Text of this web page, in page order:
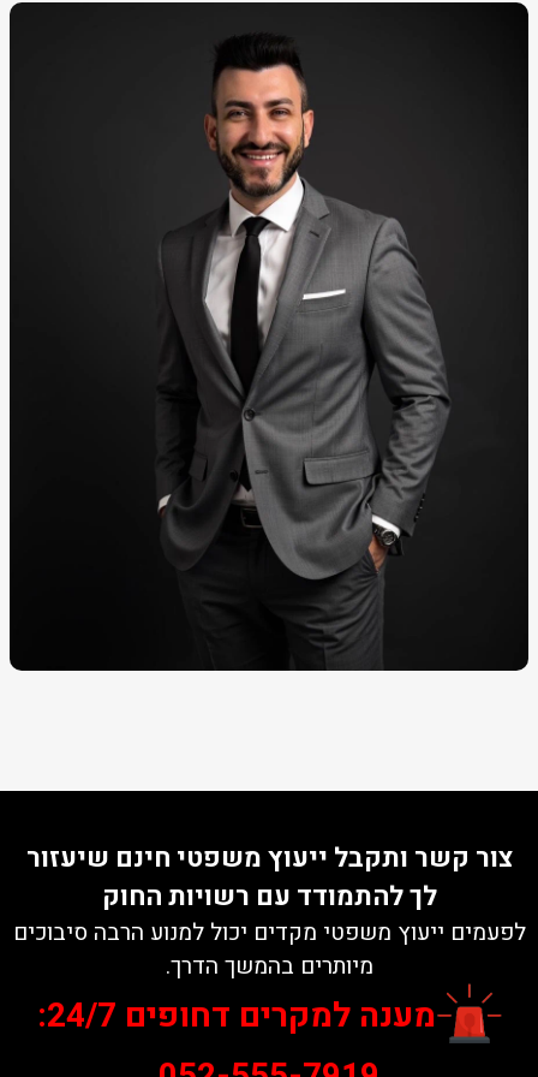
צור קשר ותקבל ייעוץ משפטי חינם שיעזור
לך להתמודד עם רשויות החוק
לפעמים ייעוץ משפטי מקדים יכול למנוע הרבה סיבוכים
מיותרים בהמשך הדרך.
מענה למקרים דחופים 24/7: